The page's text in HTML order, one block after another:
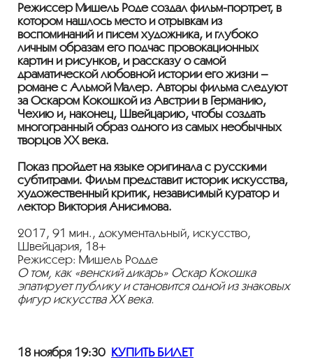
Режиссёр Мишель Роде создал фильм-портрет, в
котором нашлось место и отрывкам из
воспоминаний и писем художника, и глубоко
личным образам его подчас провокационных
картин и рисунков, и рассказу о самой
драматической любовной истории его жизни –
романе с Альмой Малер. Авторы фильма следуют
за Оскаром Кокошкой из Австрии в Германию,
Чехию и, наконец, Швейцарию, чтобы создать
многогранный образ одного из самых необычных
творцов XX века.
Показ пройдет на языке оригинала с русскими
субтитрами. Фильм представит историк искусства,
художественный критик, независимый куратор и
лектор Виктория Анисимова.
2017, 91 мин., документальный, искусство,
Швейцария, 18+
Режиссер: Мишель Родде
О том, как «венский дикарь» Оскар Кокошка
эпатирует публику и становится одной из знаковых
фигур искусства XX века.
18 ноября 19:30 КУПИТЬ БИЛЕТ